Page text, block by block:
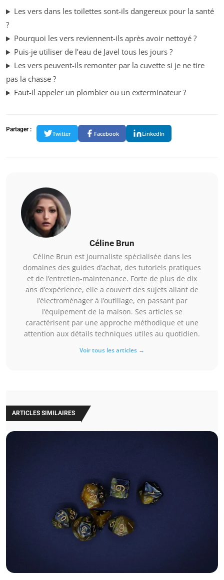
Les vers dans les toilettes sont-ils dangereux pour la santé
?
Pourquoi les vers reviennent-ils après avoir nettoyé ?
Puis-je utiliser de l’eau de Javel tous les jours ?
Les vers peuvent-ils remonter par la cuvette si je ne tire
pas la chasse ?
Faut-il appeler un plombier ou un exterminateur ?
Partager :
Twitter Facebook LinkedIn
Céline Brun
Céline Brun est journaliste spécialisée dans les
domaines des guides d’achat, des tutoriels pratiques
et de l’entretien-maintenance. Forte de plus de dix
ans d’expérience, elle a couvert des sujets allant de
l’électroménager à l’outillage, en passant par
l’équipement de la maison. Ses articles se
caractérisent par une approche méthodique et une
attention aux détails techniques utiles au quotidien.
Voir tous les articles →
ARTICLES SIMILAIRES